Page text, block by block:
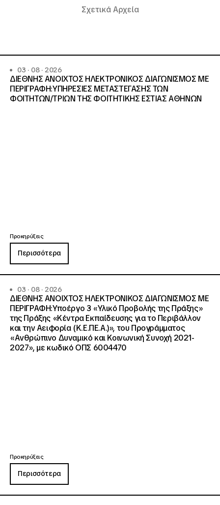
Σχετικά Αρχεία
03 · 08 · 2026
ΔΙΕΘΝΗΣ ΑΝΟΙΧΤΟΣ ΗΛΕΚΤΡΟΝΙΚΟΣ ΔΙΑΓΩΝΙΣΜΟΣ ΜΕ
ΠΕΡΙΓΡΑΦΗ:ΥΠΗΡΕΣΙΕΣ METAΣΤΕΓΑΣΗΣ ΤΩΝ
ΦΟΙΤΗΤΩΝ/ΤΡΙΩΝ ΤΗΣ ΦΟΙΤΗΤΙΚΗΣ ΕΣΤΙΑΣ ΑΘΗΝΩΝ
Προκηρύξεις
Περισσότερα
03 · 08 · 2026
ΔΙΕΘΝΗΣ ΑΝΟΙΧΤΟΣ ΗΛΕΚΤΡΟΝΙΚΟΣ ΔΙΑΓΩΝΙΣΜΟΣ ΜΕ
ΠΕΡΙΓΡΑΦΗ:Υποέργο 3 «Υλικό Προβολής της Πράξης»
της Πράξης «Κέντρα Εκπαίδευσης για το Περιβάλλον
και την Αειφορία (Κ.Ε.ΠΕ.Α.)», του Προγράμματος
«Ανθρώπινο Δυναμικό και Κοινωνική Συνοχή 2021-
2027», με κωδικό ΟΠΣ 6004470
Προκηρύξεις
Περισσότερα